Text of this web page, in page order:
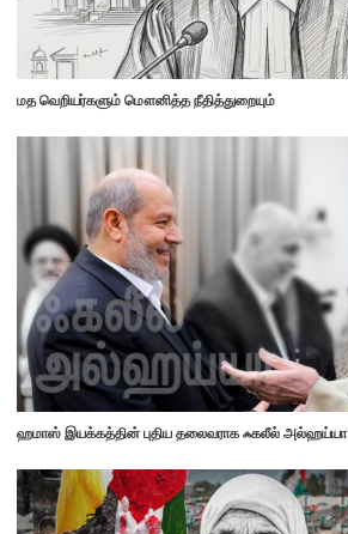
மத வெறியர்களும் மௌனித்த நீதித்துறையும்
ஹமாஸ் இயக்கத்தின் புதிய தலைவராக ஃகலீல் அல்ஹய்யா